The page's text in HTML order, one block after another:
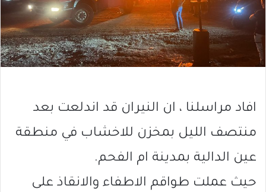
افاد مراسلنا ، ان النيران قد اندلعت بعد
منتصف الليل بمخزن للاخشاب في منطقة
عين الدالية بمدينة ام الفحم.
حيث عملت طواقم الاطفاء والانقاذ على